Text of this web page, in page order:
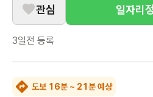
관심 일자리
3일전 등록
도보 16분 ~ 21분 예상